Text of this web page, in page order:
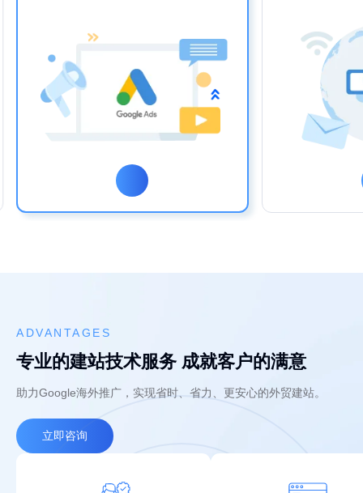
ADVANTAGES
专业的建站技术服务 成就客户的满意
助力Google海外推广，实现省时、省力、更安心的外贸建站。
立即咨询